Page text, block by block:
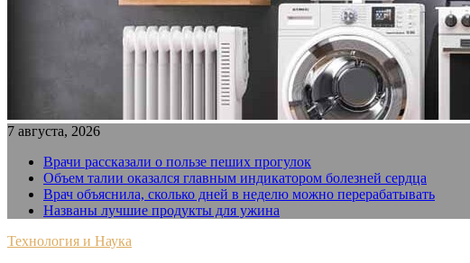
7 августа, 2026
Врачи рассказали о пользе пеших прогулок
Объем талии оказался главным индикатором болезней сердца
Врач объяснила, сколько дней в неделю можно перерабатывать
Названы лучшие продукты для ужина
Технология и Наука